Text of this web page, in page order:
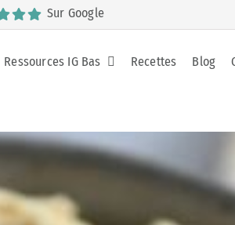
Sur Google
Ressources IG Bas Recettes Blog